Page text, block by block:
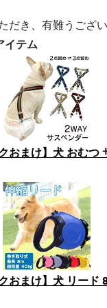
だき、有難うござ
イテム
おまけ】犬 おむつ
おまけ】犬 リード